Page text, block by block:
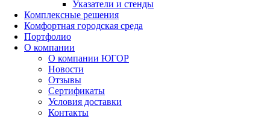
Указатели и стенды
Комплексные решения
Комфортная городская среда
Портфолио
О компании
О компании ЮГОР
Новости
Отзывы
Сертификаты
Условия доставки
Контакты